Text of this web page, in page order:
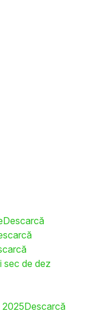
Descarcă
sec de dez
2025Descarcă